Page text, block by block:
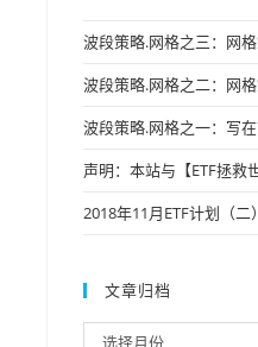
波段策略.网格之三：网
波段策略.网格之二：网
波段策略.网格之一：写
声明：本站与【ETF拯救
2018年11月ETF计划（
文章归档
选择月份